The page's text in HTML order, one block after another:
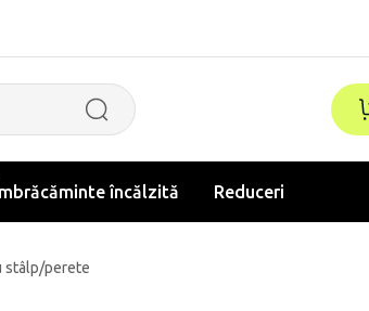
încălzită Reduceri
stâlp/perete